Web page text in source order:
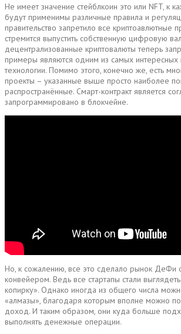
Не имеет значение стейблкоин это или NFT, к
будут применимы различные правила и
правительство запретило все криптоавлютные
стремится выпустить собственную цифровую
децентрализованные криптовалюты теперь
примеры являются одним из самых интересных
технологии. Помимо этого, конечно же, есть
проекты – указанные выше просто наиболее
распространённые. Смарт-контракт является
запрограммировано в блокчейне.
Но, к сожалению, все это сделало рынок
конвейером. Ведь все стартапы стали
копирку». Однако иногда из общего числа
«алмазы», благодаря которым вполне можно
доход. И таким образом, они куда больше
выполнять денежные операции.